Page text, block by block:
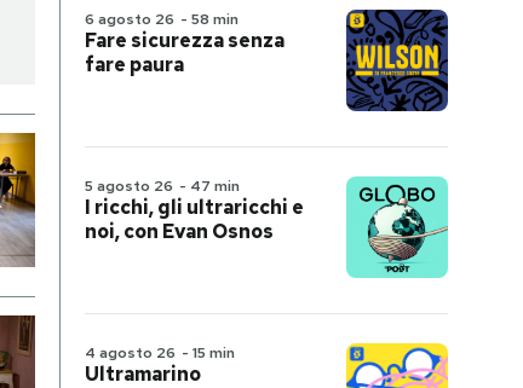
6 agosto 26 - 58 min
Fare sicurezza senza
fare paura
5 agosto 26 - 47 min
I ricchi, gli ultraricchi e
noi, con Evan Osnos
4 agosto 26 - 15 min
Ultramarino